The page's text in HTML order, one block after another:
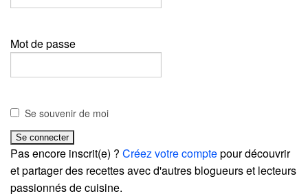
Mot de passe
Se souvenir de moi
Pas encore inscrit(e) ? Créez votre comptepour découvrir
et partager des recettes avec d'autres blogueurs et lecteurs
passionnés de cuisine.